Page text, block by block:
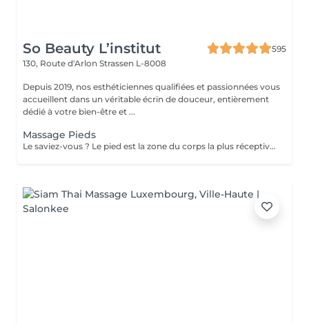
So Beauty L’institut
595
130, Route d'Arlon Strassen L-8008
Depuis 2019, nos esthéticiennes qualifiées et passionnées vous
accueillent dans un véritable écrin de douceur, entièrement
dédié à votre bien-être et ...
Massage Pieds
Le saviez-vous ? Le pied est la zone du corps la plus réceptive au massage. Nous n'y pensons pas assez mais les pieds sont une partie très importante du corps et nécessitent un soin tout particulier ! Supportant toute la charge pondérale ainsi que les agressions extérieures telles que le temps, les chaussures trop serrées, à talons ou simplement le fait de marcher toute la journée, nos pieds sont fortement sollicités ! Les massages des pieds sont donc conseillés et très favorables à notre bien-être général !